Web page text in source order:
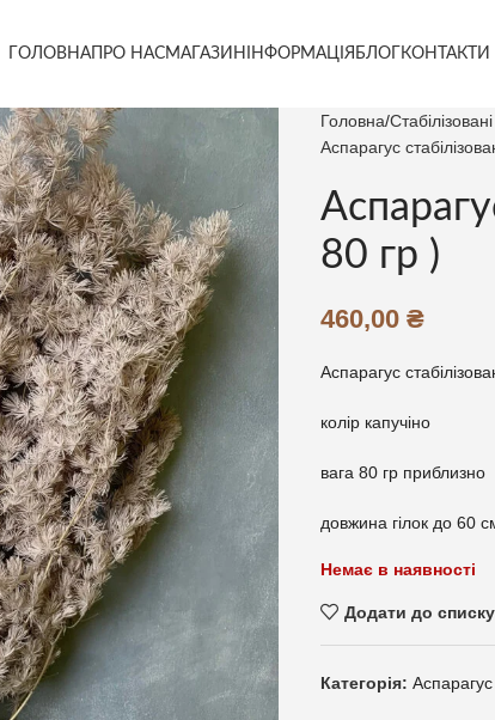
ГОЛОВНАПРО НАСМАГАЗИН ІНФОРМАЦІЯ БЛОГ КОНТАКТИ
Головна
Аспарагус
80 гр )
460,00 ₴
Аспарагус
колір капучіно
вага 80 гр приблизно
довжина гілок до 60
Немає в наявності
Додати до
Категорія: Аспарагус